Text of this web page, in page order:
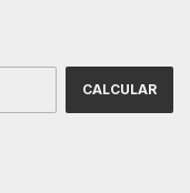
CALCULAR